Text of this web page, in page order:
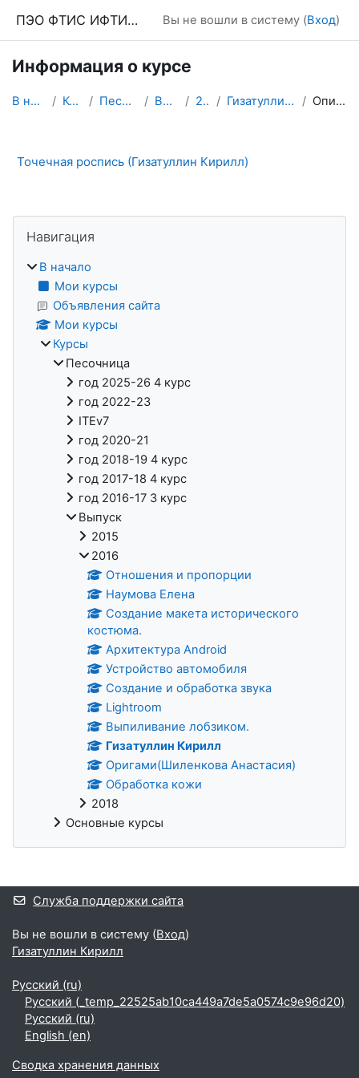
ПЭО ФТИС ИФТИС МПГУ Вы не вошли в систему (Вход)
Информация о курсе
В начало Курсы Песочница Выпуск 2016 Гизатуллин Кирилл Описание
Точечная роспись (Гизатуллин Кирилл)
Блоки
Навигация
В начало
Мои курсы
Объявления сайта
Мои курсы
Курсы
Песочница
год 2025-26 4 курс
год 2022-23
ITEv7
год 2020-21
год 2018-19 4 курс
год 2017-18 4 курс
год 2016-17 3 курс
Выпуск
2015
2016
Отношения и пропорции
Наумова Елена
Создание макета исторического
костюма.
Архитектура Android
Устройство автомобиля
Создание и обработка звука
Lightroom
Выпиливание лобзиком.
Гизатуллин Кирилл
Оригами(Шиленкова Анастасия)
Обработка кожи
2018
Основные курсы
Дополнительные блоки
Служба поддержки сайта
Вы не вошли в систему (Вход)
Гизатуллин Кирилл
Русский ‎(ru)‎
Русский ‎(_temp_22525ab10ca449a7de5a0574c9e96d20)‎
Русский ‎(ru)‎
English ‎(en)‎
Сводка хранения данных